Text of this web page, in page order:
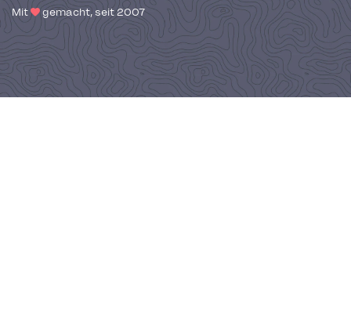
Mit gemacht, seit 2007